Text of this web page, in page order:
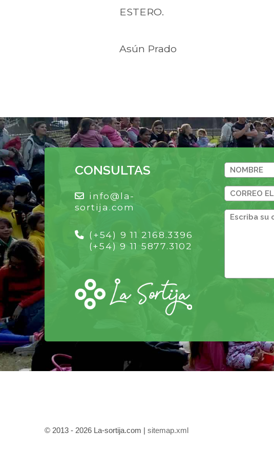
ESTERO.
Asún Prado
CONSULTAS
info@la-
sortija.com
(+54) 9 11 2168.3396
(+54) 9 11 5877.3102
© 2013 - 2026 La-sortija.com | sitemap.xml